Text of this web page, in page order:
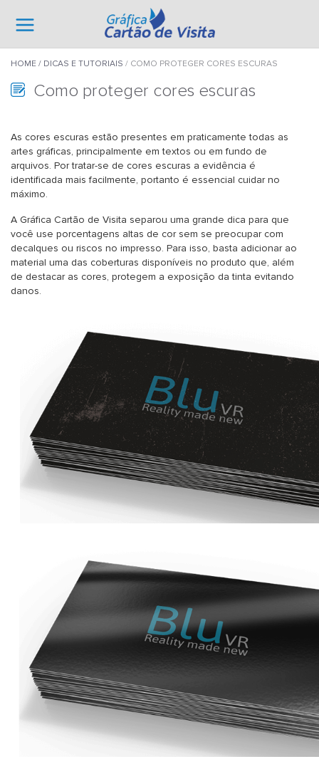
HOME DICAS E TUTORIAIS COMO PROTEGER CORES ESCURAS
Como proteger cores escuras
As cores escuras estão presentes em praticamente todas as
artes gráficas, principalmente em textos ou em fundo de
arquivos. Por tratar-se de cores escuras a evidência é
identificada mais facilmente, portanto é essencial cuidar no
máximo.
A Gráfica Cartão de Visita separou uma grande dica para que
você use porcentagens altas de cor sem se preocupar com
decalques ou riscos no impresso. Para isso, basta adicionar ao
material uma das coberturas disponíveis no produto que, além
de destacar as cores, protegem a exposição da tinta evitando
danos.